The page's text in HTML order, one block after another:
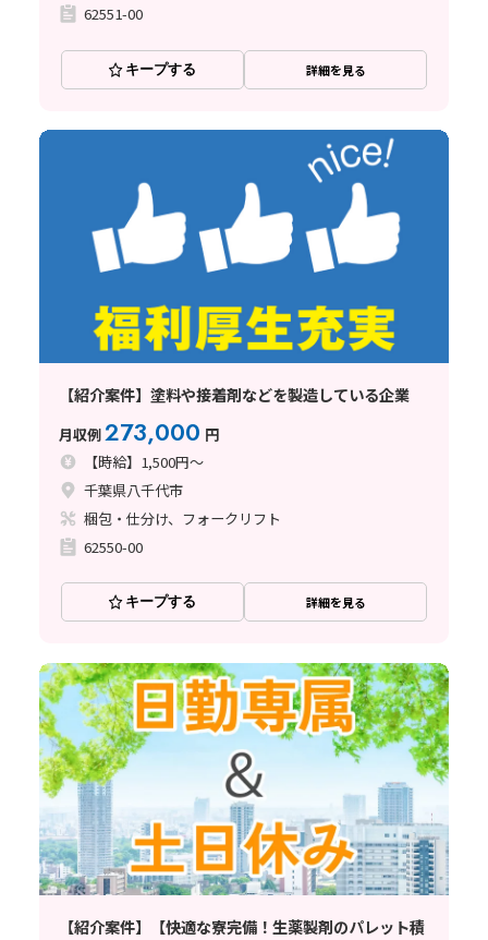
62551-00
キープする 詳細を見る
【紹介案件】塗料や接着剤などを製造している企業
月収例273,000 円
【時給】1,500円～
千葉県八千代市
梱包・仕分け、フォークリフト
62550-00
キープする 詳細を見る
【紹介案件】【快適な寮完備！生薬製剤のパレット積